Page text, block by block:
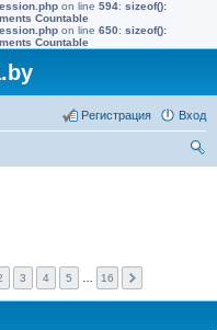
on line 594: sizeof():
Countable
on line 650: sizeof():
Countable
Вход
Регистрация
3 4 5 16